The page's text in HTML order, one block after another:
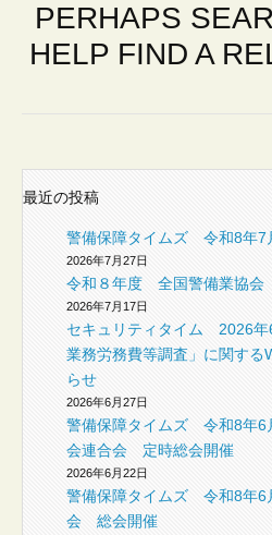
PERHAPS
HELP FIND A
最近の投稿
警備保障タイムズ 令和8年7
2026年7月27日
令和８年度 全国警備業協
2026年7月17日
セキュリティタイム 2026年
業務労務費等調査」に関する
らせ
2026年6月27日
警備保障タイムズ 令和8年6
会連合会 定時総会開催
2026年6月22日
警備保障タイムズ 令和8年6
会 総会開催